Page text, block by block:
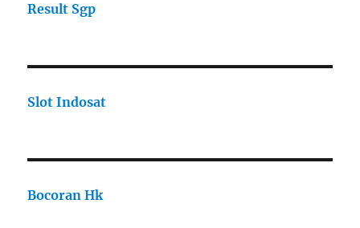
Result Sgp
Slot Indosat
Bocoran Hk